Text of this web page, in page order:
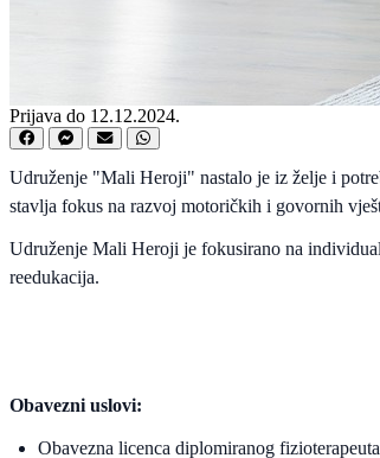
Prijava do 12.12.2024.
Udruženje "Mali Heroji" nastalo je iz želje i
stavlja fokus na razvoj motoričkih i govornih
Udruženje Mali Heroji je fokusirano na
reedukacija.
Obavezni uslovi:
Obavezna licenca diplomiranog